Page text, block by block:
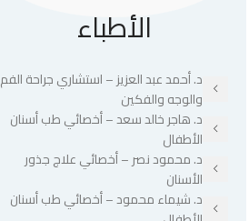
الأطباء
د. أحمد عبد العزيز – استشاري جراحة الفم
والوجه والفكين
د. هاجر خالد سعد – أخصائي طب أسنان
الأطفال
د. محمود نصر – أخصائي علاج جذور
الأسنان
د. شيماء محمود – أخصائي طب أسنان